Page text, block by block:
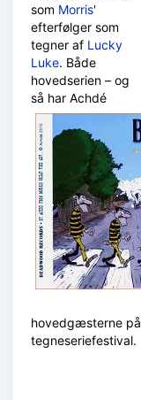
som Morris'
efterfølger som
tegner af Lucky
Luke. Både
hovedserien – og
så har Achdé
hovedgæsterne på
tegneseriefestival.